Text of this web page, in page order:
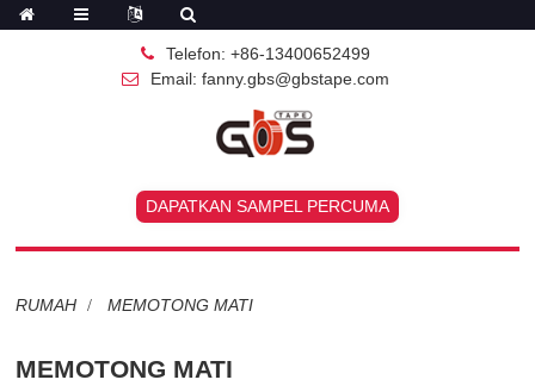
Telefon: +86-13400652499
Email: fanny.gbs@gbstape.com
DAPATKAN SAMPEL PERCUMA
RUMAH MEMOTONG MATI
MEMOTONG MATI